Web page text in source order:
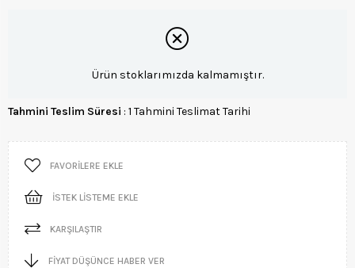
Ürün stoklarımızda kalmamıştır.
Tahmini Teslim Süresi : 1 Tahmini Teslimat Tarihi
FAVORILERE EKLE
İSTEK LISTEME EKLE
KARŞILAŞTIR
FIYAT DÜŞÜNCE HABER VER